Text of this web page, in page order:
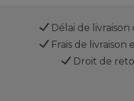
Délai de livraison
Frais de
Droit de